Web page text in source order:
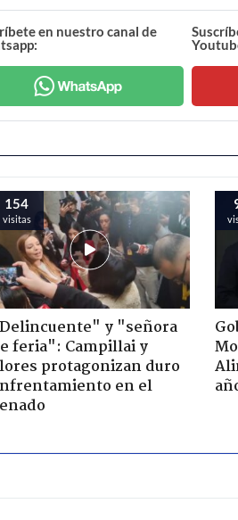
en nuestro canal de
154
visitas
y "señora
feria": Campillai y
protagonizan duro
en el